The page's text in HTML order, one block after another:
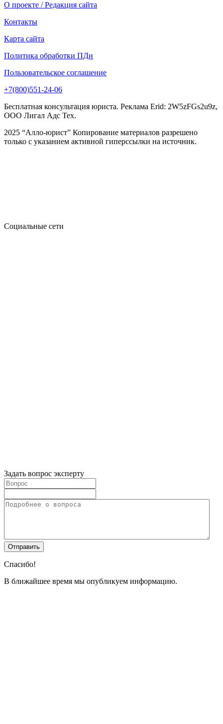
О проекте / Редакция сайта
Контакты
Карта сайта
Политика обработки ПДн
Пользовательское соглашение
+7(800)551-24-06
Бесплатная консультация юриста. Реклама Erid: 2W5zFGs2u9z,
ООО Лигал Адс Тех.
2025 “Алло-юрист” Копирование материалов разрешено
только с указанием активной гиперссылки на источник.
Социальные сети
Задать вопрос эксперту
Спасибо!
В ближайшее время мы опубликуем информацию.